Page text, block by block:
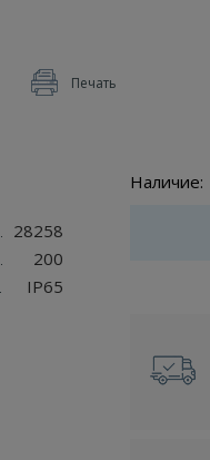
Печать
28258
200
IP65
Наличие: